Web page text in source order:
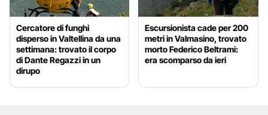
Cercatore di funghi
disperso in Valtellina da una
settimana: trovato il corpo
di Dante Regazzi in un
dirupo
Escursionista cade per 200
metri in Valmasino, trovato
morto Federico Beltrami:
era scomparso da ieri